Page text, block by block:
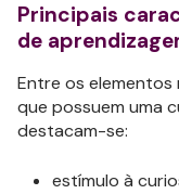
Principais
de
Entre os elementos
que possuem uma
destacam-se:
estímulo à